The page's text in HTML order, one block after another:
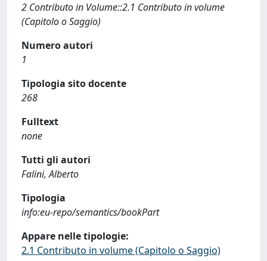
2 Contributo in Volume::2.1 Contributo in volume
(Capitolo o Saggio)
Numero autori
1
Tipologia sito docente
268
Fulltext
none
Tutti gli autori
Falini, Alberto
Tipologia
info:eu-repo/semantics/bookPart
Appare nelle tipologie:
2.1 Contributo in volume (Capitolo o Saggio)